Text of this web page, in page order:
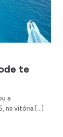
te
a
na vitória […]